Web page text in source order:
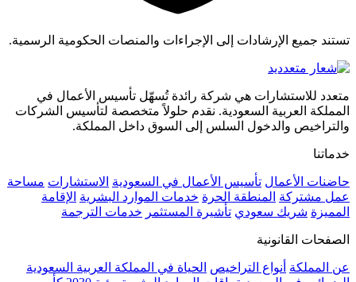
تستند جميع الإرشادات إلى الإجراءات والمنصات الحكومية الرسمية.
متعدد للاستشارات هي شركة رائدة تُسهّل تأسيس الأعمال في
المملكة العربية السعودية. نقدم حلولاً متخصصة لتأسيس الشركات
والتراخيص والدخول السلس إلى السوق داخل المملكة.
خدماتنا
حاضنات الأعمال تأسيس الأعمال في السعودية الاستشارات مساحة
عمل مشتركة المنطقة الحرة خدمات الموارد البشرية الإقامة
المميزة شريك سعودي تأشيرة المستثمر خدمات الترجمة
الصفحات القانونية
عن المملكة أنواع التراخيص الحياة في المملكة العربية السعودية